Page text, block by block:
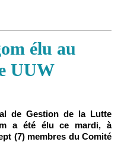
élu au
UUW
de Gestion de la Lutte
a été élu ce mardi, à
(7) membres du Comité